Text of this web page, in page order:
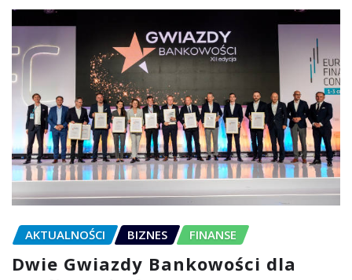
AKTUALNOŚCI BIZNES FINANSE
Dwie Gwiazdy Bankowości dla